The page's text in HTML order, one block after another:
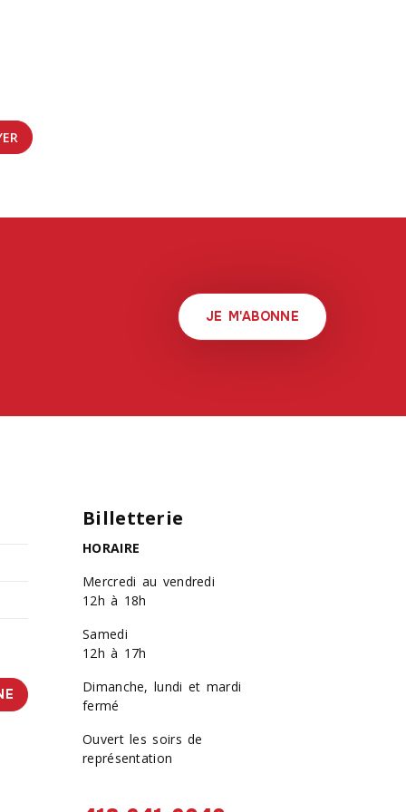
JE M'ABONNE
Billetterie
HORAIRE
Mercredi au vendredi
12h à 18h
Samedi
12h à 17h
Dimanche, lundi et mardi
fermé
Ouvert les soirs de
représentation